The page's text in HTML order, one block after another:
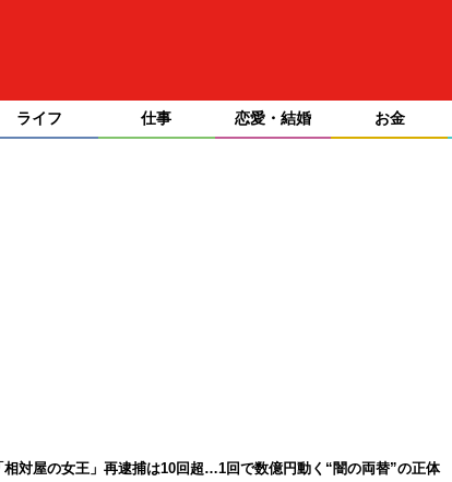
ライフ 仕事 恋愛・結婚 お金
対屋の女王」再逮捕は10回超…1回で数億円動く“闇の両替”の正体